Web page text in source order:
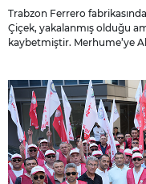
Trabzon Ferrero
Çiçek, yakalanmış olduğu
kaybetmiştir. Merhume’ye